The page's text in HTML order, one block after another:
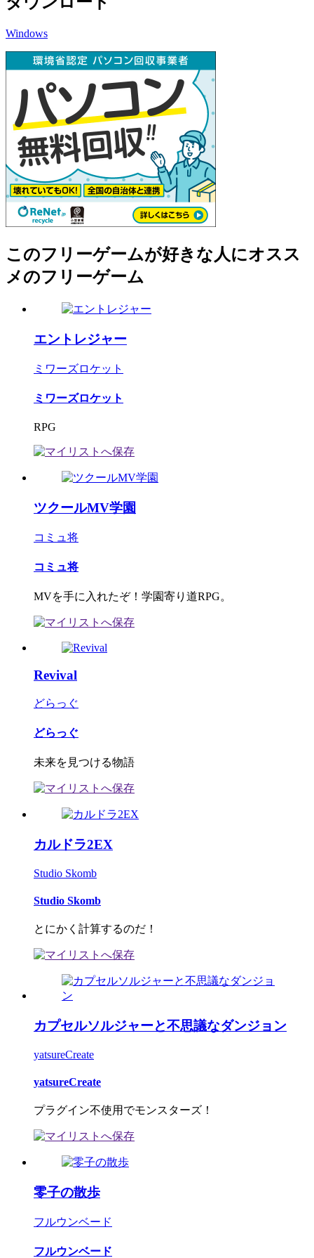
Windows
このフリーゲームが好きな人にオスス
メのフリーゲーム
エントレジャー
ミワーズロケット
ミワーズロケット
RPG
ツクールMV学園
コミュ将
コミュ将
MVを手に入れたぞ！学園寄り道RPG。
Revival
どらっぐ
どらっぐ
未来を見つける物語
カルドラ2EX
Studio Skomb
Studio Skomb
とにかく計算するのだ！
カプセルソルジャーと不思議なダンジョン
yatsureCreate
yatsureCreate
プラグイン不使用でモンスターズ！
零子の散歩
フルウンベード
フルウンベード